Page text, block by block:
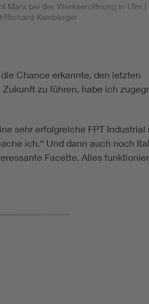
Marx bei der Werkseröffnung in Ulm |
Richard Kienberger
Chance erkannte, den letzten
zu führen, habe ich
sehr erfolgreiche FPT Industrial
ich.“ Und dann auch noch
Facette. Alles